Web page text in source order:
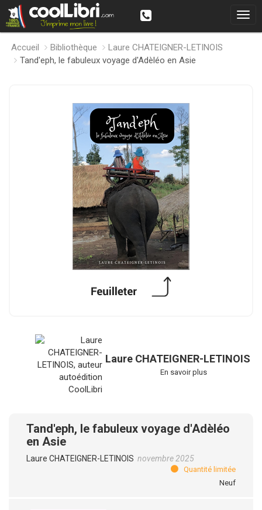
Accueil Bibliothèque
Laure CHATEIGNER-LETINOIS
Tand'eph, le fabuleux voyage d'Adèléo en Asie
Laure CHATEIGNER-LETINOIS
En savoir plus
Tand'eph, le fabuleux voyage d'Adèléo
en Asie
Laure CHATEIGNER-LETINOIS novembre 2025
Quantité limitée
Neuf